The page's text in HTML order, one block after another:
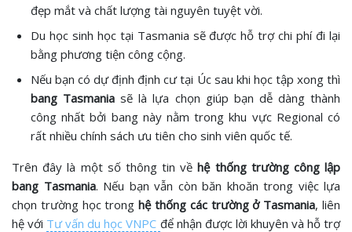
đẹp mắt và chất lượng tài nguyên tuyệt vời.
Du học sinh học tại Tasmania sẽ được hỗ trợ chi phí đi lại
bằng phương tiện công cộng.
Nếu bạn có dự định định cư tại Úc sau khi học tập xong thì
bang Tasmania sẽ là lựa chọn giúp bạn dễ dàng thành
công nhất bởi bang này nằm trong khu vực Regional có
rất nhiều chính sách ưu tiên cho sinh viên quốc tế.
Trên đây là một số thông tin về hệ thống trường công lập
bang Tasmania. Nếu bạn vẫn còn băn khoăn trong việc lựa
chọn trường học tronghệ thống các trường ở Tasmania, liên
hệ với Tư vấn du học VNPC để nhận được lời khuyên và hỗ trợ